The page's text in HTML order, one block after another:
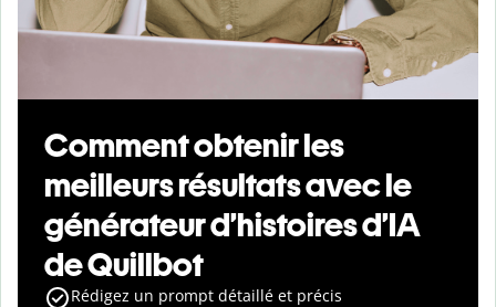
Comment obtenir les
meilleurs résultats avec le
générateur d’histoires d’IA
de Quillbot
Rédigez un prompt détaillé et précis